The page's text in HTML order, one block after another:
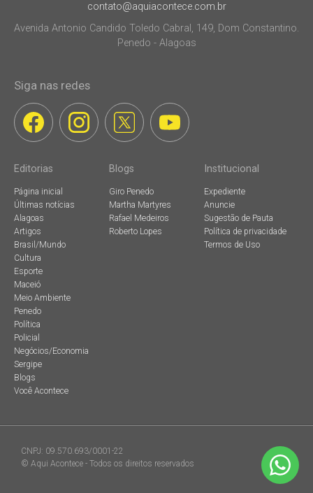
contato@aquiacontece.com.br
Avenida Antonio Candido Toledo Cabral, 149, Dom Constantino.
Penedo - Alagoas
Siga nas redes
Editorias
Página inicial
Últimas notícias
Alagoas
Artigos
Brasil/Mundo
Cultura
Esporte
Maceió
Meio Ambiente
Penedo
Política
Policial
Negócios/Economia
Sergipe
Blogs
Você Acontece
Blogs
Giro Penedo
Martha Martyres
Rafael Medeiros
Roberto Lopes
Institucional
Expediente
Anuncie
Sugestão de Pauta
Política de privacidade
Termos de Uso
CNPJ: 09.570.693/0001-22
© Aqui Acontece - Todos os direitos reservados